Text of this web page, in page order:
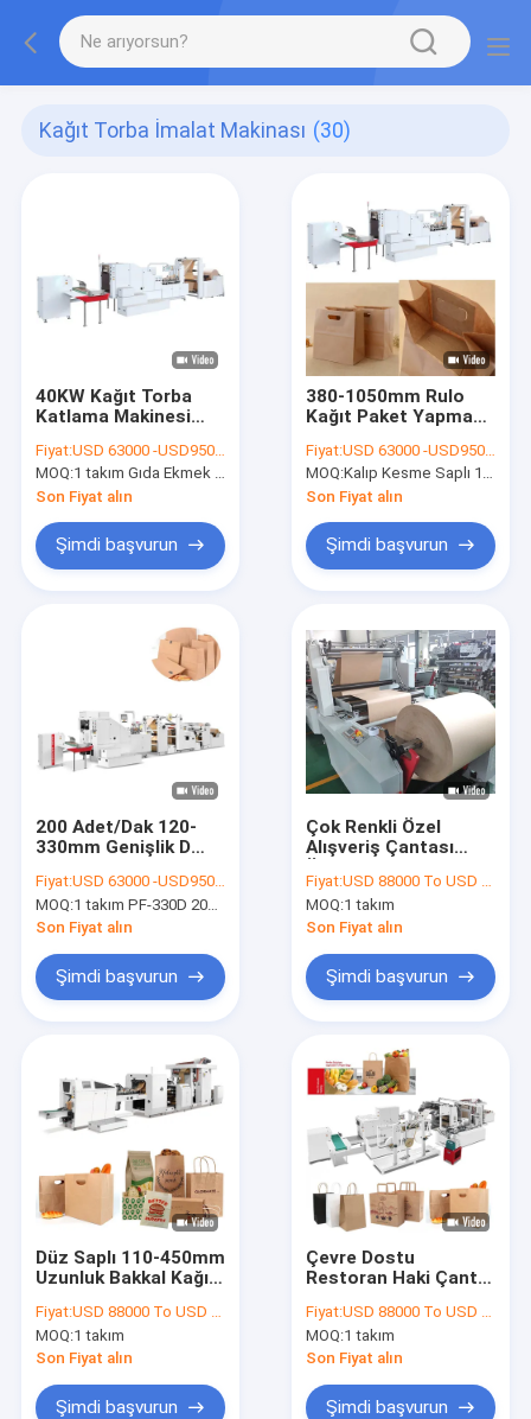
Kağıt Torba İmalat Makinası (30)
40KW Kağıt Torba
Katlama Makinesi
Taşıma Çantası
Yapma Makinesi
Fiyat:USD 63000 -USD95000
MOQ:1 takım Gıda Ekmek Tek Kullanımlık Düz Tabanlı Kağıt Torba Katlama Makinesi
Son Fiyat alın
Şimdi başvurun
380-1050mm Rulo
Kağıt Paket Yapma
Torba Kesme
Makinesi
Fiyat:USD 63000 -USD95000
MOQ:Kalıp Kesme Saplı 1 takım Otomatik Kare Alt Kağıt Torba İmalat Makinesi
Son Fiyat alın
Şimdi başvurun
200 Adet/Dak 120-
330mm Genişlik D
Çanta Yapma
Makinesi
Fiyat:USD 63000 -USD95000
MOQ:1 takım PF-330D 200 Adet/Dk D Kesimli Otomatik Kağıt Torba Yapma Makinesi
Son Fiyat alın
Şimdi başvurun
Çok Renkli Özel
Alışveriş Çantası
350pcs/Dk
Fiyat:USD 88000 To USD 124000 Per Set
MOQ:1 takım
Son Fiyat alın
Şimdi başvurun
Düz Saplı 110-450mm
Uzunluk Bakkal Kağıt
Yapma Makinesi
Fiyat:USD 88000 To USD 124000 Per Set
MOQ:1 takım
Son Fiyat alın
Şimdi başvurun
Çevre Dostu
Restoran Haki Çanta
1200mm Rulo
Fiyat:USD 88000 To USD 124000 Per Set
MOQ:1 takım
Son Fiyat alın
Şimdi başvurun